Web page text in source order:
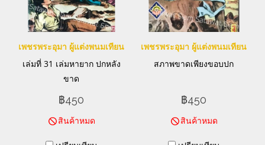
เพชรพระอุมา ผู้แต่งพนมเทียน
เล่มที่ 31 เล่มหายาก ปกหลัง
ขาด
฿450
สินค้าหมด
เพชรพระอุมา ผู้แต่งพนมเทียน
สภาพขาดเพียงขอบปก
฿450
สินค้าหมด